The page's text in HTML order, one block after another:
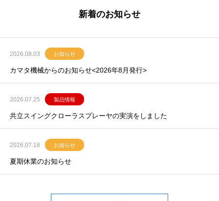
新着のお知らせ
2026.08.03 お知らせ
カマタ機械からのお知らせ<2026年8月発行>
2026.07.25 製品情報
共立スイングクローラスプレーヤの実演をしました
2026.07.18 お知らせ
夏期休業のお知らせ